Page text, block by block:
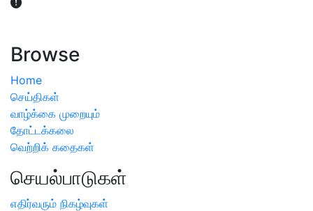
Browse
Home
செய்திகள்
வாழ்க்கை முறையும்
தோட்டக்கலை
வெற்றிக் கதைகள்
செயல்பாடுகள்
எதிர்வரும் நிகழ்வுகள்